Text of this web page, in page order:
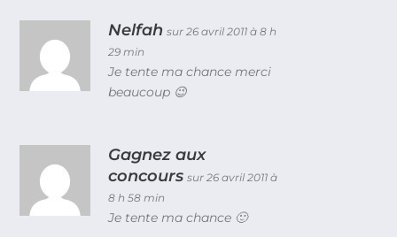
Nelfah sur 26 avril 2011 à 8 h
29 min
Je tente ma chance merci
beaucoup 😉
Gagnez aux
concours sur 26 avril 2011 à
8 h 58 min
Je tente ma chance 🙂